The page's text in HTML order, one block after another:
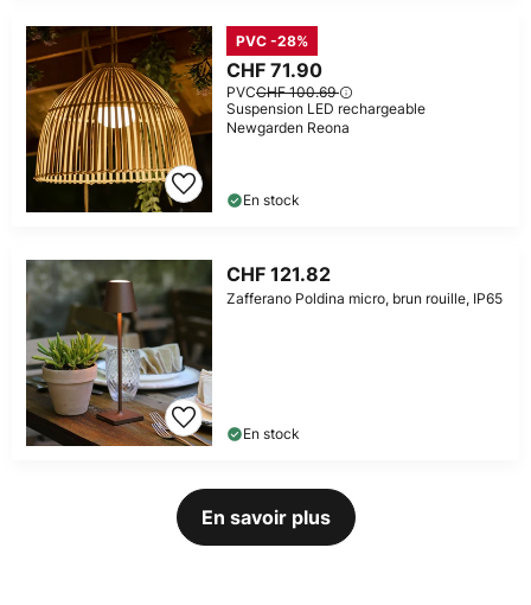
CHF 71.90
PVCCHF 100.69
PVC -28%
Suspension LED rechargeable
Newgarden Reona
En stock
CHF 121.82
Zafferano Poldina micro, brun rouille, IP65
En stock
En savoir plus